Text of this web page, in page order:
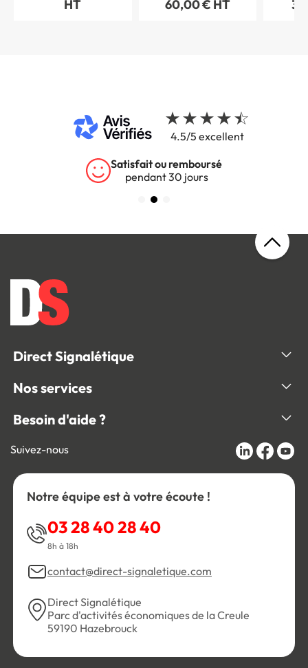
HT 60,00 € HT
4.5/5 excellent
Satisfait ou remboursé
pendant 30 jours
Direct Signalétique
Nos services
Besoin d'aide ?
Suivez-nous
Notre équipe est à votre écoute !
03 28 40 28 40
8h à 18h
contact@direct-signaletique.com
Direct Signalétique
Parc d'activités économiques de la Creule
59190 Hazebrouck